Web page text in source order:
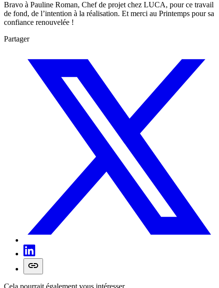
Bravo à Pauline Roman, Chef de projet chez LUCA, pour ce travail
de fond, de l’intention à la réalisation. Et merci au Printemps pour sa
confiance renouvelée !
Partager
Cela pourrait également vous intéresser